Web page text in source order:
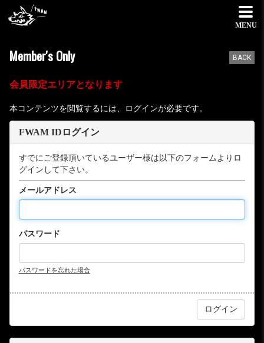
MENU
Member's Only BACK
会員限定エリアとなります
本コンテンツを閲覧するには、ログインが必要です。
FWAM IDログイン
すでにご登録頂いているユーザー様は以下のフォームよりロ
グインして下さい。
メールアドレス
パスワード
パスワードを忘れた場合